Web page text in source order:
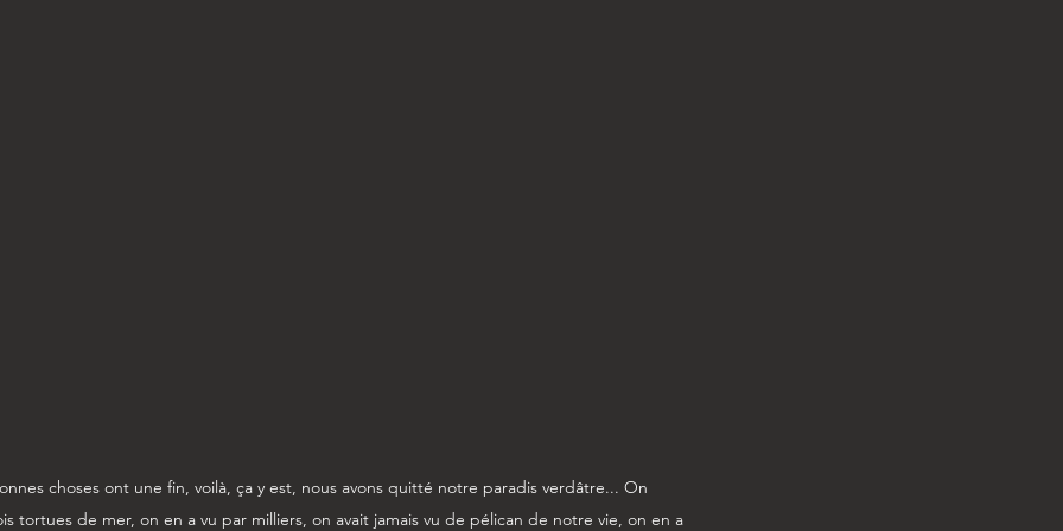
choses ont une fin, voilà, ça y est, nous avons quitté notre paradis verdâtre... On
tortues de mer, on en a vu par milliers, on avait jamais vu de pélican de notre vie, on en a